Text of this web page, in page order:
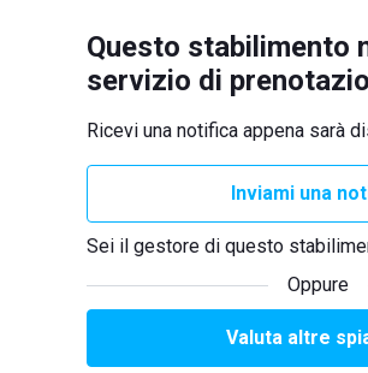
Questo stabilimento
servizio di
Ricevi una notifica appena sarà
Inviami una
Sei il gestore di questo
Oppure
Valuta altre